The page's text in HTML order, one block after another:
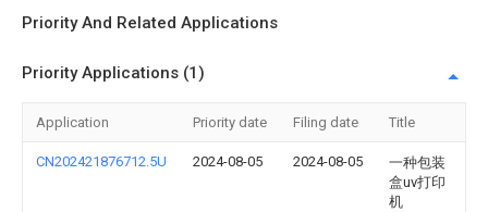
Priority And Related Applications
Priority Applications (1)
Application Priority date Filing date Title
CN202421876712.5U 2024-08-05 2024-08-05
一种包装
盒uv打印
机